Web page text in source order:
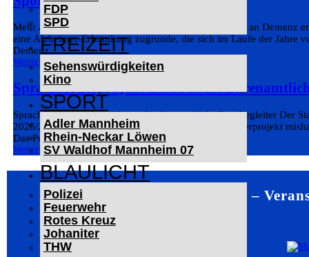
FDP
SPD
FREIZEIT
Sehenswürdigkeiten
Kino
SPORT
Adler Mannheim
Rhein-Neckar Löwen
SV Waldhof Mannheim 07
BLAULICHT
Polizei
Feuerwehr
Rotes Kreuz
Johaniter
THW
Mehr als 1,5 Millionen Menschen in Deutschland sind an Demenz
eine Alzheimer-Erkrankung zugrunde, die sich im Laufe der Jahre
Demenz...
Weiterlesen
Sprachförderprojekt misha sucht
Sprachförderprojekt misha sucht ehrenamtliche Lernbegleiter Der
2026/27 engagierte Ehrenamtliche für das Sprachförderprojekt
Das Projekt...
Weiterlesen
Mannheim –